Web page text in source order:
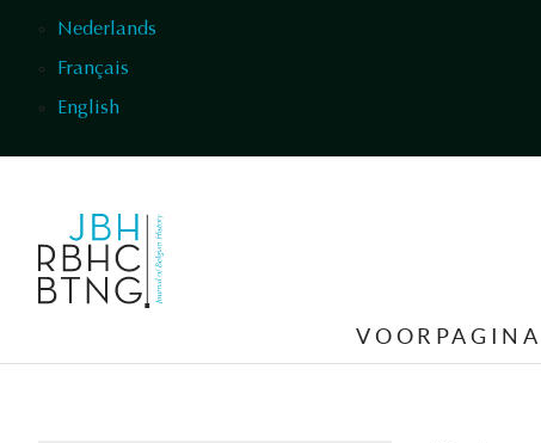
Nederlands
Français
English
VOORPAGINA